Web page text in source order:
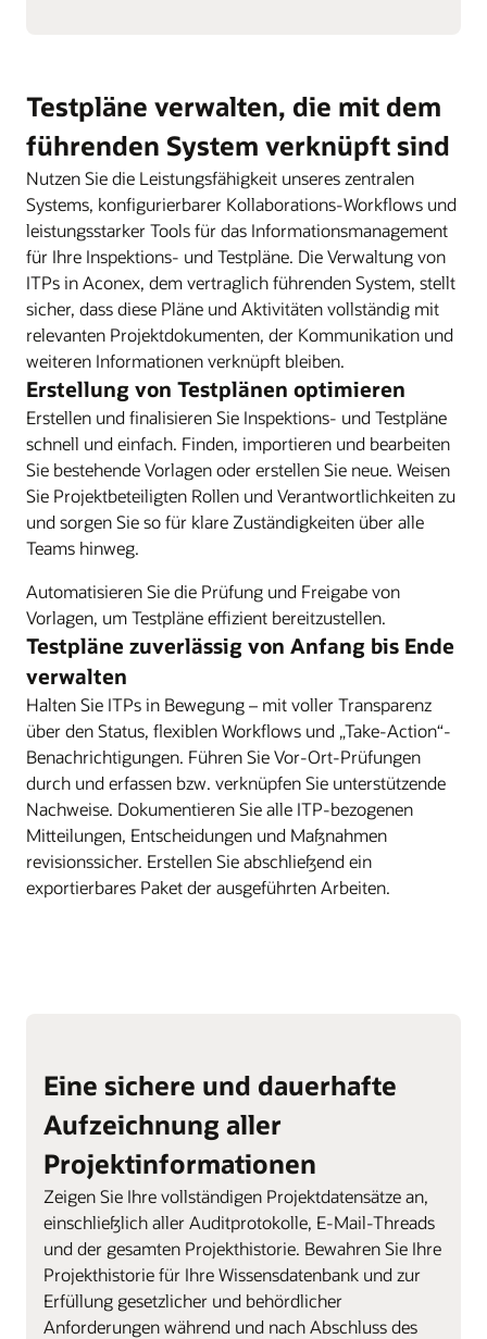
Testpläne verwalten, die mit dem
führenden System verknüpft sind
Nutzen Sie die Leistungsfähigkeit unseres zentralen
Systems, konfigurierbarer Kollaborations-Workflows und
leistungsstarker Tools für das Informationsmanagement
für Ihre Inspektions- und Testpläne. Die Verwaltung von
ITPs in Aconex, dem vertraglich führenden System, stellt
sicher, dass diese Pläne und Aktivitäten vollständig mit
relevanten Projektdokumenten, der Kommunikation und
weiteren Informationen verknüpft bleiben.
Erstellung von Testplänen optimieren
Erstellen und finalisieren Sie Inspektions- und Testpläne
schnell und einfach. Finden, importieren und bearbeiten
Sie bestehende Vorlagen oder erstellen Sie neue. Weisen
Sie Projektbeteiligten Rollen und Verantwortlichkeiten zu
und sorgen Sie so für klare Zuständigkeiten über alle
Teams hinweg.
Automatisieren Sie die Prüfung und Freigabe von
Vorlagen, um Testpläne effizient bereitzustellen.
Testpläne zuverlässig von Anfang bis Ende
verwalten
Halten Sie ITPs in Bewegung – mit voller Transparenz
über den Status, flexiblen Workflows und „Take-Action“-
Benachrichtigungen. Führen Sie Vor-Ort-Prüfungen
durch und erfassen bzw. verknüpfen Sie unterstützende
Nachweise. Dokumentieren Sie alle ITP-bezogenen
Mitteilungen, Entscheidungen und Maßnahmen
revisionssicher. Erstellen Sie abschließend ein
exportierbares Paket der ausgeführten Arbeiten.
Eine sichere und dauerhafte
Aufzeichnung aller
Projektinformationen
Zeigen Sie Ihre vollständigen Projektdatensätze an,
einschließlich aller Auditprotokolle, E-Mail-Threads
und der gesamten Projekthistorie. Bewahren Sie Ihre
Projekthistorie für Ihre Wissensdatenbank und zur
Erfüllung gesetzlicher und behördlicher
Anforderungen während und nach Abschluss des